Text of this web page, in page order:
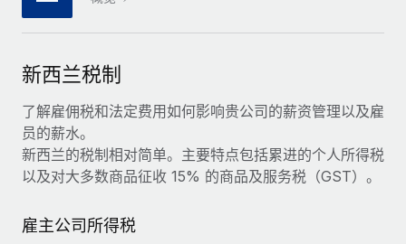
使用我们的 MCP 将任何人工智能工具与 Remote 平台相连
借助核心业务工具简化流程
服务
咨询专家
背景调查
与我们携手合作
战略技术合作伙伴
与我们共探合作机遇
Remote Build 即将推出
集成与人工智能自动化咨询
案例研究
网络研讨会
活动
新闻室
薪金与人才洞察
洞察中心
获得支持
日本語
한국어
中文（简体）
新西兰税制
了解雇佣税和法定费用如何影响贵公司的薪资管理以及雇
员的薪水。
新西兰的税制相对简单。主要特点包括累进的个人所得税
以及对大多数商品征收 15% 的商品及服务税（GST）。
雇主公司所得税